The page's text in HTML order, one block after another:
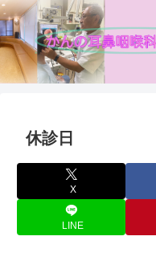
休診日
X
LINE